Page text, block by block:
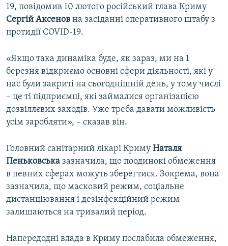
19, повідомив 10 лютого російський глава Криму
Сергій Аксенов на засіданні оперативного штабу з
протидії COVID-19.
«Якщо така динаміка буде, як зараз, ми на 1
березня відкриємо основні сфери діяльності, які у
нас були закриті на сьогоднішній день, у тому числі
– це ті підприємці, які займалися організацією
дозвіллєвих заходів. Уже треба давати можливість
усім заробляти», – сказав він.
Головний санітарний лікарі Криму Наталя
Пеньковська зазначила, що поодинокі обмеження
в певних сферах можуть зберегтися. Зокрема, вона
зазначила, що масковий режим, соціальне
дистанціювання і дезінфекційний режим
залишаються на тривалий період.
Напередодні влада в Криму послабила обмеження,